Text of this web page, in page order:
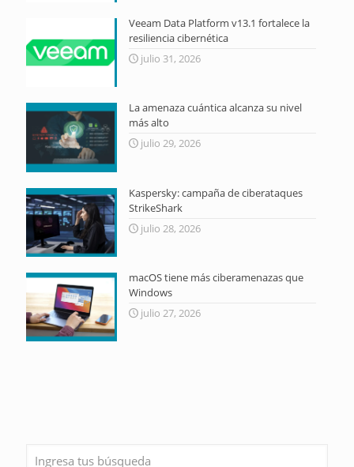
Veeam Data Platform v13.1 fortalece la
resiliencia cibernética
julio 31, 2026
La amenaza cuántica alcanza su nivel
más alto
julio 29, 2026
Kaspersky: campaña de ciberataques
StrikeShark
julio 28, 2026
macOS tiene más ciberamenazas que
Windows
julio 27, 2026